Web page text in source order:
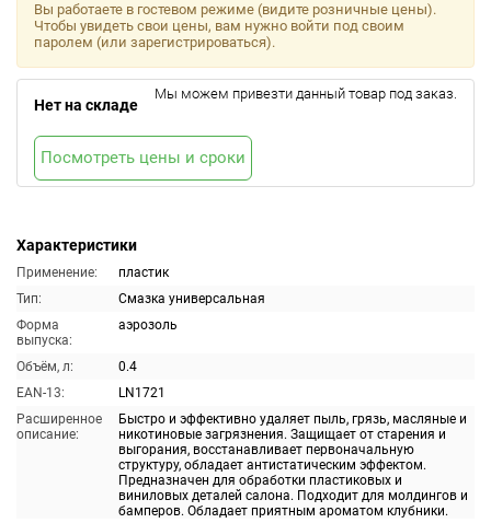
Характеристики
Применение:
пластик
Тип:
Смазка универсальная
Форма
выпуска:
аэрозоль
Объём, л:
0.4
EAN-13:
LN1721
Расширенное
описание:
Быстро и эффективно удаляет пыль, грязь, масляные и
никотиновые загрязнения. Защищает от старения и
выгорания, восстанавливает первоначальную
структуру, обладает антистатическим эффектом.
Предназначен для обработки пластиковых и
виниловых деталей салона. Подходит для молдингов и
бамперов. Обладает приятным ароматом клубники.
Вы работаете в гостевом режиме (видите розничные цены).
Чтобы увидеть свои цены, вам нужно войти под своим
паролем (или зарегистрироваться).
Нет на складе
Мы можем привезти данный товар под заказ.
Посмотреть цены и сроки